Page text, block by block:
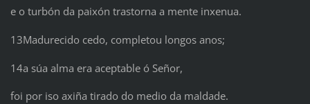
e o turbón da paixón trastorna a mente inxenua.
13Madurecido cedo, completou longos anos;
14a súa alma era aceptable ó Señor,
foi por iso axiña tirado do medio da maldade.